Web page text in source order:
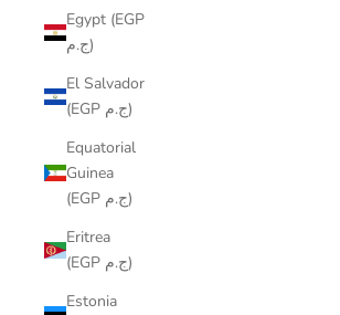
Egypt (EGP
ج.م)
El Salvador
(EGP ج.م)
Equatorial
Guinea
(EGP ج.م)
Eritrea
(EGP ج.م)
Estonia